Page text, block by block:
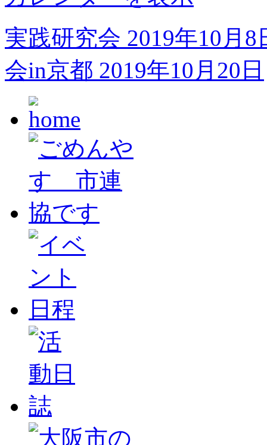
in
京
実践研究会 2019年10月8
会in京都 2019年10月20日